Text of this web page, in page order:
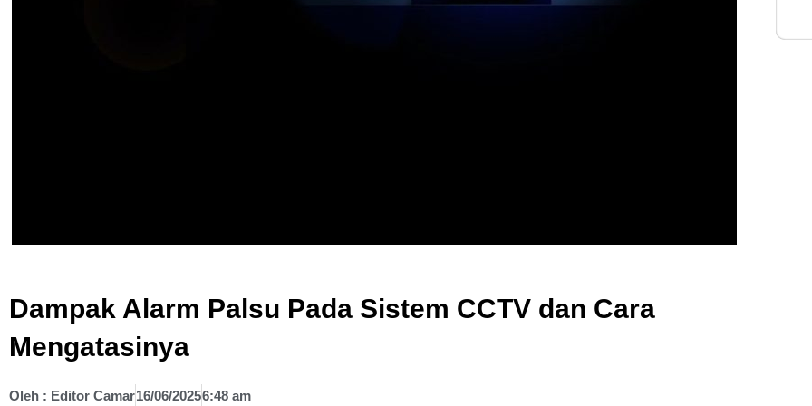
Dampak Alarm Palsu Pada Sistem CCTV dan Cara
Mengatasinya
Oleh : Editor Camar16/06/20256:48 am